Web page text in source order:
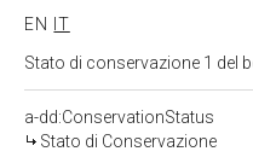
EN
IT
Stato di conservazione 1 del
a-dd:ConservationStatus
Stato di Conservazione